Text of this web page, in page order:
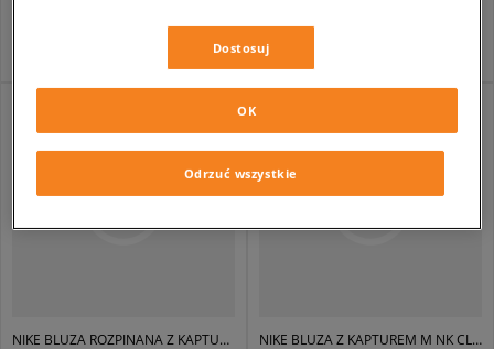
NIKE BLUZA ROZPINANA Z KAPTUREM K NSW CLUB FLC BOY
NIKE BLUZA Z KAPTUREM M NK CLUB BB PO HOODIE
Dostosuj
Odrzuć wszystkie
OK